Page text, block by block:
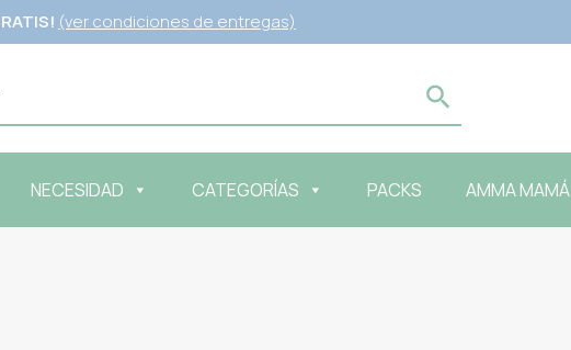
(ver condiciones de entregas)
NECESIDAD CATEGORÍAS PACKS AMMA MAMÁ